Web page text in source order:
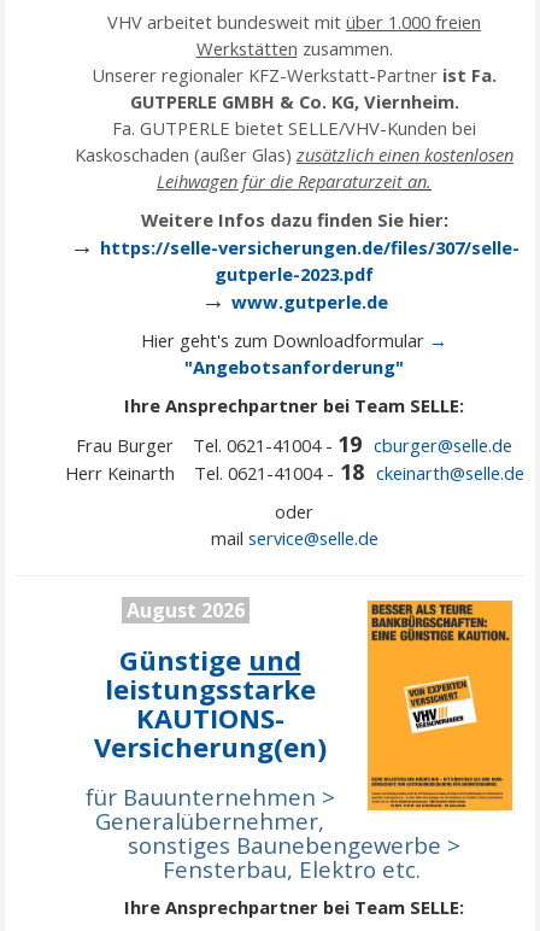
VHV arbeitet bundesweit mit über 1.000 freien
Werkstätten zusammen.
Unserer regionaler KFZ-Werkstatt-Partner ist Fa.
GUTPERLE GMBH & Co. KG, Viernheim.
Fa. GUTPERLE bietet SELLE/VHV-Kunden bei
Kaskoschaden (außer Glas) zusätzlich einen kostenlosen
Leihwagen für die Reparaturzeit an.
Weitere Infos dazu finden Sie hier:
→ https://selle-versicherungen.de/files/307/selle-
gutperle-2023.pdf
→ www.gutperle.de
Hier geht's zum Downloadformular →
"Angebotsanforderung"
Ihre Ansprechpartner bei Team SELLE:
Frau Burger Tel. 0621-41004 - 19 cburger@selle.de
Herr Keinarth Tel. 0621-41004 - 18 ckeinarth@selle.de
oder
mail service@selle.de
August 2026
Günstige und
leistungsstarke
KAUTIONS-
Versicherung(en)
für Bauunternehmen >
Generalübernehmer,
sonstiges Baunebengewerbe >
Fensterbau, Elektro etc.
Ihre Ansprechpartner bei Team SELLE: